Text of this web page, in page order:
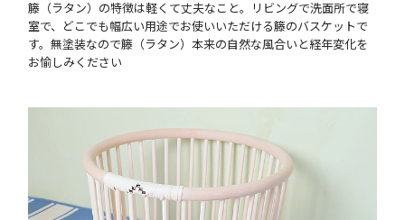
籐（ラタン）の特徴は軽くて丈夫なこと。リビングで洗面所で寝
室で、どこでも幅広い用途でお使いいただける籐のバスケットで
す。無塗装なので籐（ラタン）本来の自然な風合いと経年変化を
お愉しみください